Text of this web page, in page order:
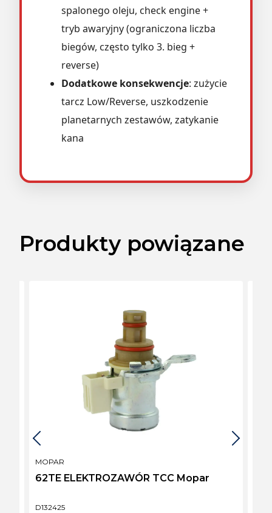
spalonego oleju, check engine +
tryb awaryjny (ograniczona liczba
biegów, często tylko 3. bieg +
reverse)
Dodatkowe konsekwencje: zużycie
tarcz Low/Reverse, uszkodzenie
planetarnych zestawów, zatykanie
kana
Produkty powiązane
Kod produktu
D132425
62TE ELEKTROZAWÓR TCC Mopar
PRODUCENT
MOPAR